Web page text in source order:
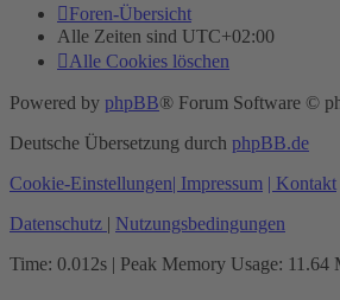
Foren-Übersicht
Alle Zeiten sind UTC+02:00
Alle Cookies löschen
Powered by phpBB® Forum Software ©
Deutsche Übersetzung durch phpBB.de
Cookie-Einstellungen| Impressum | Kontakt
Datenschutz | Nutzungsbedingungen
Time: 0.012s | Peak Memory Usage: